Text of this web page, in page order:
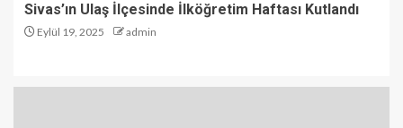
Sivas’ın Ulaş İlçesinde İlköğretim Haftası Kutlandı
Eylül 19, 2025 admin